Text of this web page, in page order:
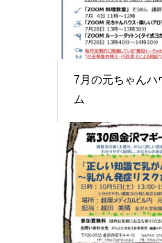
7月の元ちゃんハ
ム